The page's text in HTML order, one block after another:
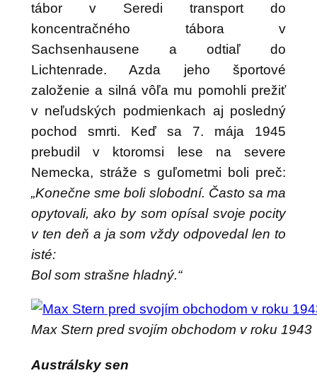
tábor v Seredi transport do
koncentračného tábora v
Sachsenhausene a odtiaľ do
Lichtenrade. Azda jeho športové
založenie a silná vôľa mu pomohli prežiť
v neľudských podmienkach aj posledný
pochod smrti. Keď sa 7. mája 1945
prebudil v ktoromsi lese na severe
Nemecka, stráže s guľometmi boli preč:
„Konečne sme boli slobodní. Často sa ma
opytovali, ako by som opísal svoje pocity
v ten deň a ja som vždy odpovedal len to
isté:
Bol som strašne hladný.“
Max Stern pred svojím obchodom v roku 1943
Austrálsky sen